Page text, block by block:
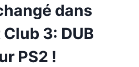
dans
3: DUB
PS2 !